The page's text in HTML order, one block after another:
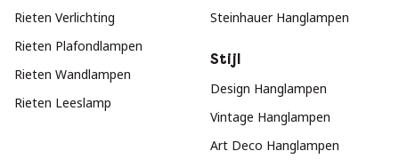
Rieten Verlichting
Rieten Plafondlampen
Rieten Wandlampen
Rieten Leeslamp
Steinhauer Hanglampen
Stijl
Design Hanglampen
Vintage Hanglampen
Art Deco Hanglampen